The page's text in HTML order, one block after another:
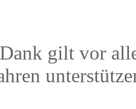
gilt vor